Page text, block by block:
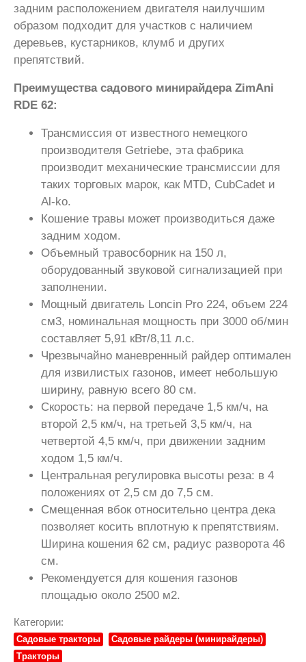
задним расположением двигателя наилучшим
образом подходит для участков с наличием
деревьев, кустарников, клумб и других
препятствий.
Преимущества садового минирайдера ZimAni
RDE 62:
Трансмиссия от известного немецкого
производителя Getriebe, эта фабрика
производит механические трансмиссии для
таких торговых марок, как MTD, CubCadet и
Al-ko.
Кошение травы может производиться даже
задним ходом.
Объемный травосборник на 150 л,
оборудованный звуковой сигнализацией при
заполнении.
Мощный двигатель Loncin Pro 224, объем 224
см3, номинальная мощность при 3000 об/мин
составляет 5,91 кВт/8,11 л.с.
Чрезвычайно маневренный райдер оптимален
для извилистых газонов, имеет небольшую
ширину, равную всего 80 см.
Скорость: на первой передаче 1,5 км/ч, на
второй 2,5 км/ч, на третьей 3,5 км/ч, на
четвертой 4,5 км/ч, при движении задним
ходом 1,5 км/ч.
Центральная регулировка высоты реза: в 4
положениях от 2,5 см до 7,5 см.
Смещенная вбок относительно центра дека
позволяет косить вплотную к препятствиям.
Ширина кошения 62 см, радиус разворота 46
см.
Рекомендуется для кошения газонов
площадью около 2500 м2.
Категории:
Садовые тракторы
Садовые райдеры (минирайдеры)
Тракторы